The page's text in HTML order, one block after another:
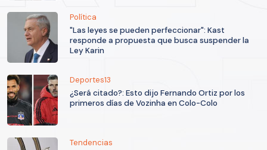
Política
"Las leyes se pueden perfeccionar": Kast
responde a propuesta que busca suspender la
Ley Karin
Deportes13
¿Será citado?: Esto dijo Fernando Ortiz por los
primeros días de Vozinha en Colo-Colo
Tendencias